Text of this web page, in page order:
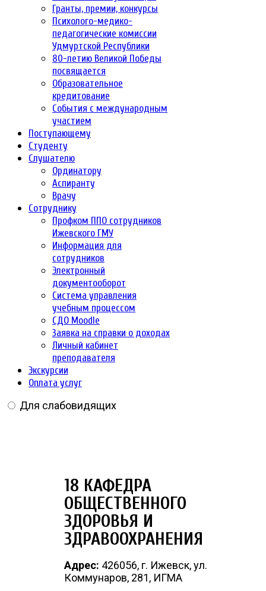
Гранты, премии, конкурсы
Психолого-медико-
педагогические комиссии
Удмуртской Республики
80-летию Великой Победы
посвящается
Образовательное
кредитование
События с международным
участием
Поступающему
Студенту
Слушателю
Ординатору
Аспиранту
Врачу
Сотруднику
Профком ППО сотрудников
Ижевского ГМУ
Информация для
сотрудников
Электронный
документооборот
Система управления
учебным процессом
СДО Moodle
Заявка на справки о доходах
Личный кабинет
преподавателя
Экскурсии
Оплата услуг
Для слабовидящих
18 КАФЕДРА
ОБЩЕСТВЕННОГО
ЗДОРОВЬЯ И
ЗДРАВООХРАНЕНИЯ
Адрес: 426056, г. Ижевск, ул.
Коммунаров, 281, ИГМА